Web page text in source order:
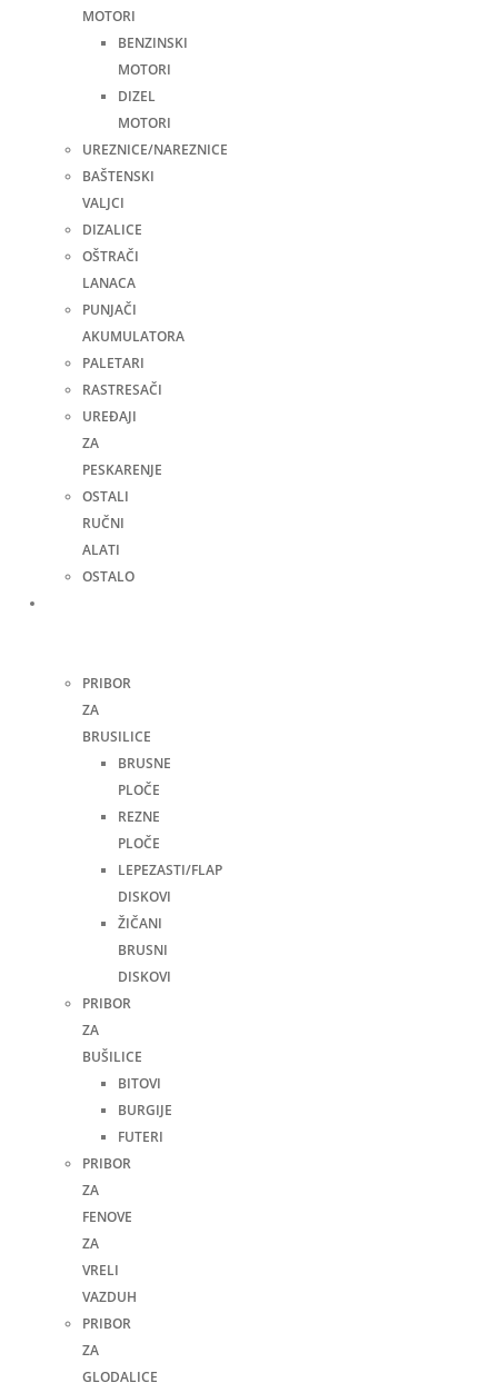
MOTORI
BENZINSKI
MOTORI
DIZEL
MOTORI
UREZNICE/NAREZNICE
BAŠTENSKI
VALJCI
DIZALICE
OŠTRAČI
LANACA
PUNJAČI
AKUMULATORA
PALETARI
RASTRESAČI
UREĐAJI
ZA
PESKARENJE
OSTALI
RUČNI
ALATI
OSTALO
PRIBOR
ZA
BRUSILICE
BRUSNE
PLOČE
REZNE
PLOČE
LEPEZASTI/FLAP
DISKOVI
ŽIČANI
BRUSNI
DISKOVI
PRIBOR
ZA
BUŠILICE
BITOVI
BURGIJE
FUTERI
PRIBOR
ZA
FENOVE
ZA
VRELI
VAZDUH
PRIBOR
ZA
GLODALICE